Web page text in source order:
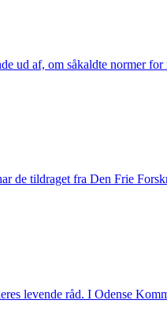
ud af, om såkaldte normer
de tildraget fra Den Frie
levende råd. I Odense